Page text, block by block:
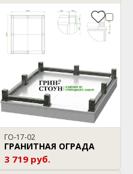
ГО-17-02
ГРАНИТНАЯ ОГРАДА
3 719 руб.